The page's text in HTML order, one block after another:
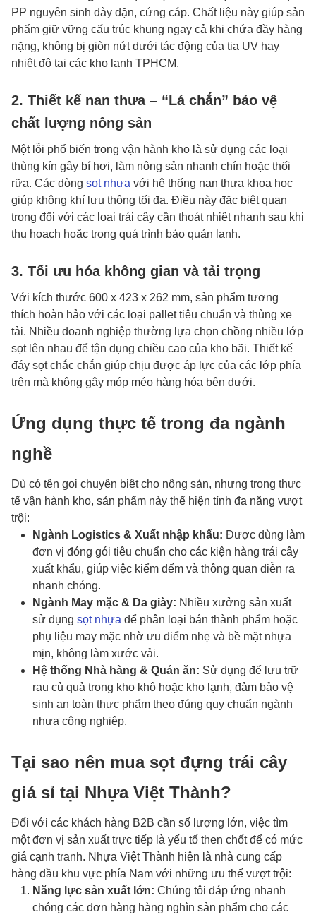
PP nguyên sinh dày dặn, cứng cáp. Chất liệu này giúp sản
phẩm giữ vững cấu trúc khung ngay cả khi chứa đầy hàng
nặng, không bị giòn nứt dưới tác động của tia UV hay
nhiệt độ tại các kho lạnh TPHCM.
2. Thiết kế nan thưa – “Lá chắn” bảo vệ
chất lượng nông sản
Một lỗi phổ biến trong vận hành kho là sử dụng các loại
thùng kín gây bí hơi, làm nông sản nhanh chín hoặc thối
rữa. Các dòng sọt nhựa với hệ thống nan thưa khoa học
giúp không khí lưu thông tối đa. Điều này đặc biệt quan
trọng đối với các loại trái cây cần thoát nhiệt nhanh sau khi
thu hoạch hoặc trong quá trình bảo quản lạnh.
3. Tối ưu hóa không gian và tải trọng
Với kích thước 600 x 423 x 262 mm, sản phẩm tương
thích hoàn hảo với các loại pallet tiêu chuẩn và thùng xe
tải. Nhiều doanh nghiệp thường lựa chọn chồng nhiều lớp
sọt lên nhau để tận dụng chiều cao của kho bãi. Thiết kế
đáy sọt chắc chắn giúp chịu được áp lực của các lớp phía
trên mà không gây móp méo hàng hóa bên dưới.
Ứng dụng thực tế trong đa ngành
nghề
Dù có tên gọi chuyên biệt cho nông sản, nhưng trong thực
tế vận hành kho, sản phẩm này thể hiện tính đa năng vượt
trội:
Ngành Logistics & Xuất nhập khẩu: Được dùng làm
đơn vị đóng gói tiêu chuẩn cho các kiện hàng trái cây
xuất khẩu, giúp việc kiểm đếm và thông quan diễn ra
nhanh chóng.
Ngành May mặc & Da giày: Nhiều xưởng sản xuất
sử dụng sọt nhựa để phân loại bán thành phẩm hoặc
phụ liệu may mặc nhờ ưu điểm nhẹ và bề mặt nhựa
mịn, không làm xước vải.
Hệ thống Nhà hàng & Quán ăn: Sử dụng để lưu trữ
rau củ quả trong kho khô hoặc kho lạnh, đảm bảo vệ
sinh an toàn thực phẩm theo đúng quy chuẩn ngành
nhựa công nghiệp.
Tại sao nên mua sọt đựng trái cây
giá sỉ tại Nhựa Việt Thành?
Đối với các khách hàng B2B cần số lượng lớn, việc tìm
một đơn vị sản xuất trực tiếp là yếu tố then chốt để có mức
giá cạnh tranh. Nhựa Việt Thành hiện là nhà cung cấp
hàng đầu khu vực phía Nam với những ưu thế vượt trội:
Năng lực sản xuất lớn: Chúng tôi đáp ứng nhanh
chóng các đơn hàng hàng nghìn sản phẩm cho các